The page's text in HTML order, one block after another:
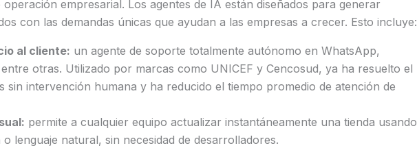
operación empresarial. Los agentes de IA están diseñados para generar
con las demandas únicas que ayudan a las empresas a crecer. Esto incluye:
al cliente: un agente de soporte totalmente autónomo en WhatsApp,
otras. Utilizado por marcas como UNICEF y Cencosud, ya ha resuelto el
sin intervención humana y ha reducido el tiempo promedio de atención de
permite a cualquier equipo actualizar instantáneamente una tienda usando
lenguaje natural, sin necesidad de desarrolladores.